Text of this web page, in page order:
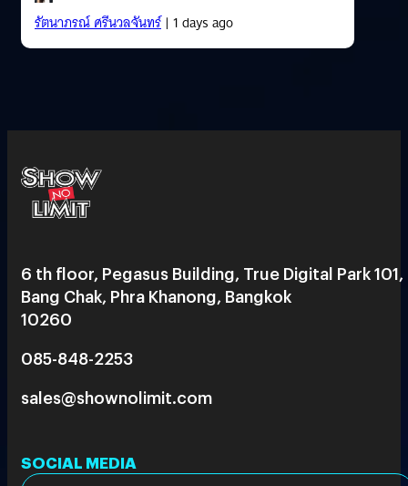
รัตนาภรณ์ ศรีนวลจันทร์| 1 days ago
6 th floor, Pegasus Building, True Digital Park 101,
Bang Chak, Phra Khanong, Bangkok
10260
085-848-2253
sales@shownolimit.com
SOCIAL MEDIA